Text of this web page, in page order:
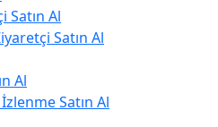
Satın Al
Satın Al
Al
Satın Al